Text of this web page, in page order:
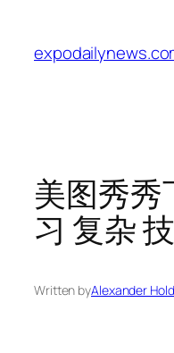
content
美图秀秀
习 复杂
Written byAlexander